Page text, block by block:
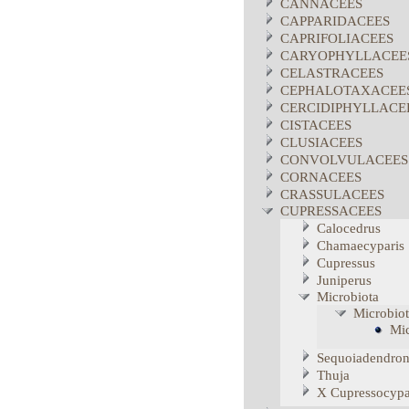
CANNACEES
CAPPARIDACEES
CAPRIFOLIACEES
CELASTRACEES
CISTACEES
CLUSIACEES
CONVOLVULACEES
CORNACEES
CRASSULACEES
CUPRESSACEES
Calocedrus
Chamaecyparis
Cupressus
Juniperus
Microbiota
Sequoiadendron
Thuja
X